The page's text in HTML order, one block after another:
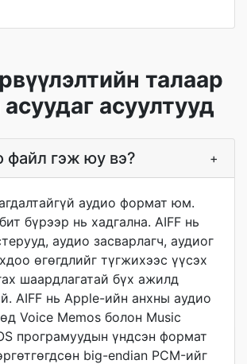
талаар
асуудаг асуултууд
файл гэж юу вэ? +
аудио формат юм.
бүрээр нь хадгална. AIFF нь
аудио засварлагч, аудиог
өгөгдлийг түгжихээс үүсэх
шаардлагатай бүх ажилд
AIFF нь Apple-ийн анхны аудио
Voice Memos болон Music
програмуудын үндсэн формат
big-endian PCM-ийг